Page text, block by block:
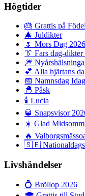
Högtider
🎂 Grattis på
🎄 Juldikter
🌷 Mors Dag
👔 Fars dag-
🎆
💕 Alla hjärtans
📅 Namnsdag Idag
🐣 Påsk
🕯️ Lucia
🥃 Snapsvisor
☀️ Glad
🔥
🇸🇪
Livshändelser
💍 Bröllop 2026